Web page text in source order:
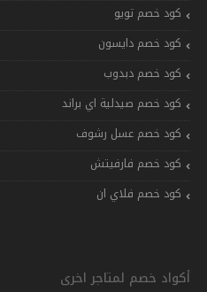
كود خصم تويو
كود خصم دايسون
كود خصم دبدوب
كود خصم صيدلية اي براند
كود خصم عسل رشوف
كود خصم فارفيتش
كود خصم فلاي ان
أكواد خصم لمتاجر اخرى